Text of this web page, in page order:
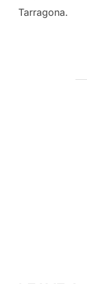
Tarragona.